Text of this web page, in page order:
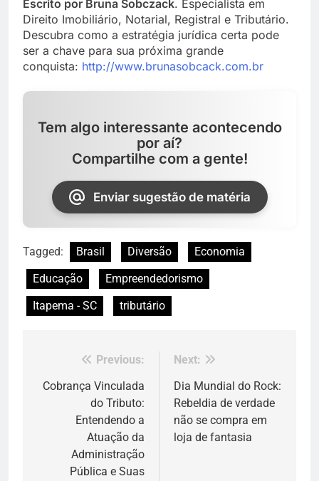
Escrito por Bruna Sobczack. Especialista em
Direito Imobiliário, Notarial, Registral e Tributário.
Descubra como a estratégia jurídica certa pode
ser a chave para sua próxima grande
conquista: http://www.brunasobcack.com.br
Tem algo interessante acontecendo
por aí?
Compartilhe com a gente!
Enviar sugestão de matéria
Tagged: Brasil Diversão
Economia
Educação
Empreendedorismo
Itapema - SC
tributário
Navegação
de
Previous:
Cobrança Vinculada
do Tributo:
Entendendo a
Atuação da
Administração
Pública e Suas
Next:
Dia Mundial do Rock:
Rebeldia de verdade
não se compra em
loja de fantasia